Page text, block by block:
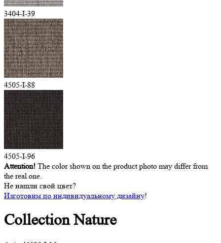
3404-I-39
4505-I-88
4505-I-96
Attention! The color shown on the product photo may differ from
the real one.
Не нашли свой цвет?
Изготовим по индивидуальному дизайну!
CollectionNature